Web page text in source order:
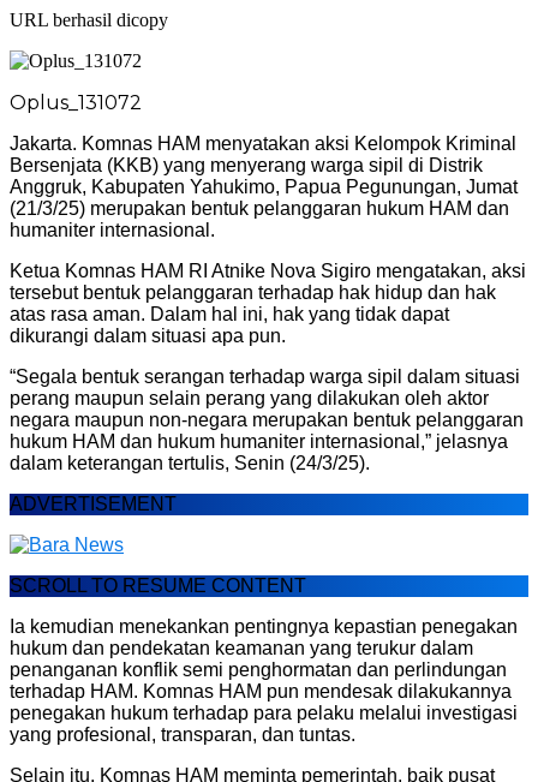
URL berhasil dicopy
Oplus_131072
Jakarta. Komnas HAM menyatakan aksi Kelompok Kriminal
Bersenjata (KKB) yang menyerang warga sipil di Distrik
Anggruk, Kabupaten Yahukimo, Papua Pegunungan, Jumat
(21/3/25) merupakan bentuk pelanggaran hukum HAM dan
humaniter internasional.
Ketua Komnas HAM RI Atnike Nova Sigiro mengatakan, aksi
tersebut bentuk pelanggaran terhadap hak hidup dan hak
atas rasa aman. Dalam hal ini, hak yang tidak dapat
dikurangi dalam situasi apa pun.
“Segala bentuk serangan terhadap warga sipil dalam situasi
perang maupun selain perang yang dilakukan oleh aktor
negara maupun non-negara merupakan bentuk pelanggaran
hukum HAM dan hukum humaniter internasional,” jelasnya
dalam keterangan tertulis, Senin (24/3/25).
ADVERTISEMENT
SCROLL TO RESUME CONTENT
Ia kemudian menekankan pentingnya kepastian penegakan
hukum dan pendekatan keamanan yang terukur dalam
penanganan konflik semi penghormatan dan perlindungan
terhadap HAM. Komnas HAM pun mendesak dilakukannya
penegakan hukum terhadap para pelaku melalui investigasi
yang profesional, transparan, dan tuntas.
Selain itu, Komnas HAM meminta pemerintah, baik pusat